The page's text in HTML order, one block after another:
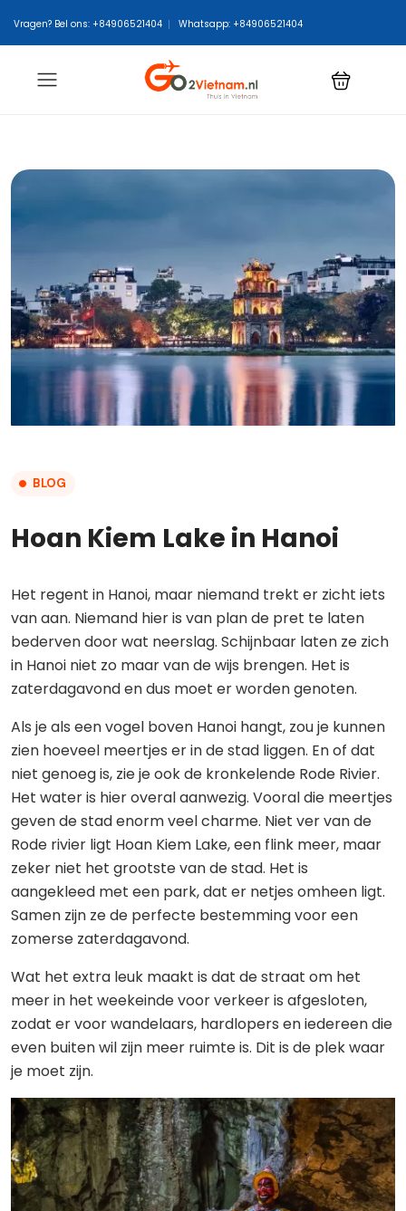
Vragen? Bel ons: +84906521404 Whatsapp: +84906521404
BLOG
Hoan Kiem Lake in Hanoi
Het regent in Hanoi, maar niemand trekt er zicht iets
van aan. Niemand hier is van plan de pret te laten
bederven door wat neerslag. Schijnbaar laten ze zich
in Hanoi niet zo maar van de wijs brengen. Het is
zaterdagavond en dus moet er worden genoten.
Als je als een vogel boven Hanoi hangt, zou je kunnen
zien hoeveel meertjes er in de stad liggen. En of dat
niet genoeg is, zie je ook de kronkelende Rode Rivier.
Het water is hier overal aanwezig. Vooral die meertjes
geven de stad enorm veel charme. Niet ver van de
Rode rivier ligt Hoan Kiem Lake, een flink meer, maar
zeker niet het grootste van de stad. Het is
aangekleed met een park, dat er netjes omheen ligt.
Samen zijn ze de perfecte bestemming voor een
zomerse zaterdagavond.
Wat het extra leuk maakt is dat de straat om het
meer in het weekeinde voor verkeer is afgesloten,
zodat er voor wandelaars, hardlopers en iedereen die
even buiten wil zijn meer ruimte is. Dit is de plek waar
je moet zijn.